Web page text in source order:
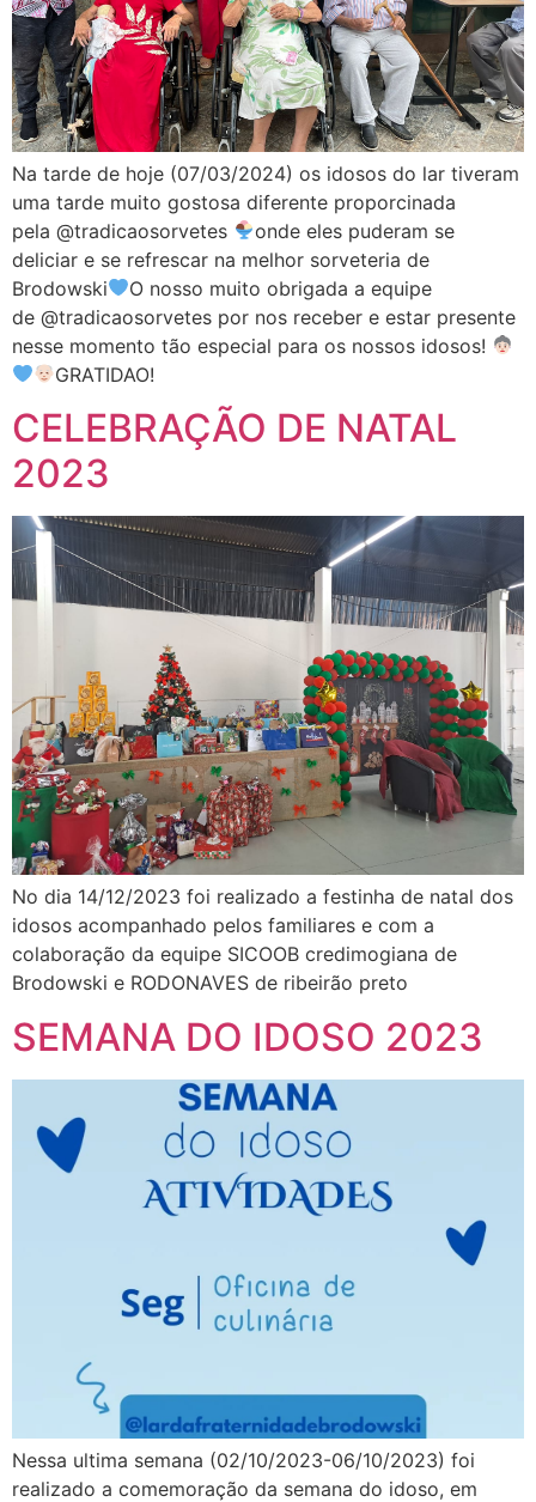
Na tarde de hoje (07/03/2024) os idosos do lar tiveram
uma tarde muito gostosa diferente proporcinada
pela @tradicaosorvetes
onde eles puderam se
deliciar e se refrescar na melhor sorveteria de
Brodowski
O nosso muito obrigada a equipe
de @tradicaosorvetes por nos receber e estar presente
nesse momento tão especial para os nossos idosos!
GRATIDAO!
CELEBRAÇÃO DE NATAL
2023
No dia 14/12/2023 foi realizado a festinha de natal dos
idosos acompanhado pelos familiares e com a
colaboração da equipe SICOOB credimogiana de
Brodowski e RODONAVES de ribeirão preto
SEMANA DO IDOSO 2023
Nessa ultima semana (02/10/2023-06/10/2023) foi
realizado a comemoração da semana do idoso, em